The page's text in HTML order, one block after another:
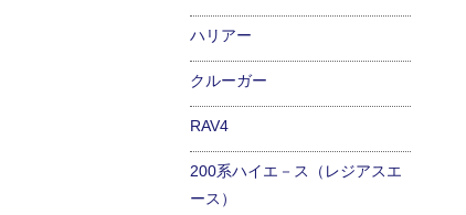
ハリアー
クルーガー
RAV4
200系ハイエ－ス（レジアスエ
ース）